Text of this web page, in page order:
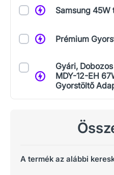
Samsung 45W
Prémium
Gyári,
MDY-12-EH
Gyorstöltő
A termék az alábbi